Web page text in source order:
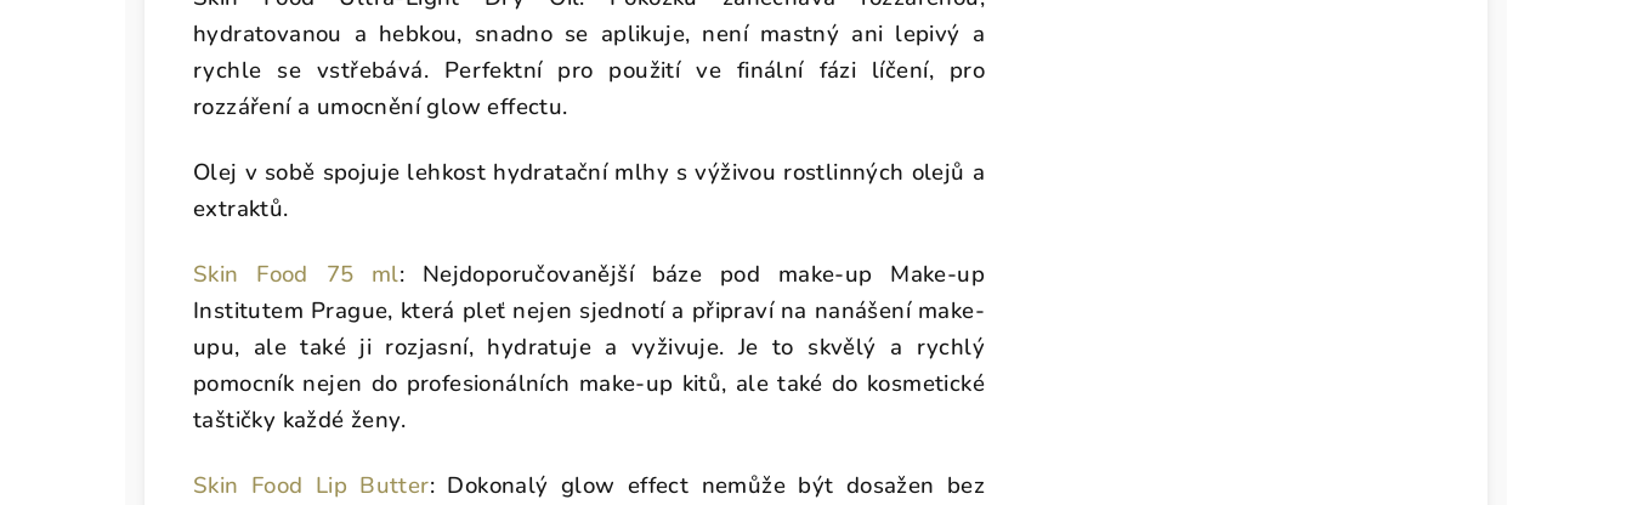
hydratovanou a hebkou, snadno se aplikuje, není mastný ani lepivý a
rychle se vstřebává. Perfektní pro použití ve finální fázi líčení, pro
rozzáření a umocnění glow effectu.
Olej v sobě spojuje lehkost hydratační mlhy s výživou rostlinných olejů a
extraktů.
Skin Food 75 ml: Nejdoporučovanější báze pod make-up Make-up
Institutem Prague, která pleť nejen sjednotí a připraví na nanášení make-
upu, ale také ji rozjasní, hydratuje a vyživuje. Je to skvělý a rychlý
pomocník nejen do profesionálních make-up kitů, ale také do kosmetické
taštičky každé ženy.
Skin Food Lip Butter: Dokonalý glow effect nemůže být dosažen bez